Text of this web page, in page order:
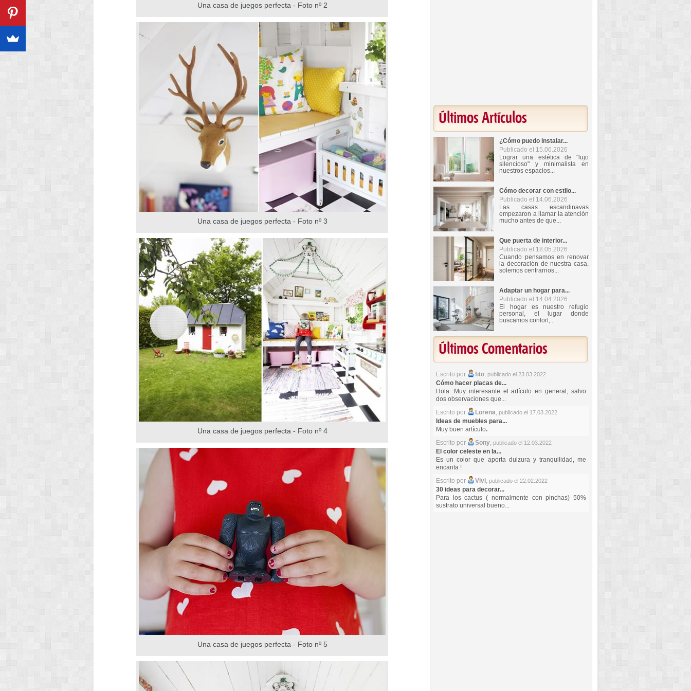
Una casa de juegos perfecta - Foto nº 2
Una casa de juegos perfecta - Foto nº 3
Una casa de juegos perfecta - Foto nº 4
Una casa de juegos perfecta - Foto nº 5
Últimos Artículos
¿Cómo puedo instalar...
Publicado el 15.06.2026
Lograr una estética de "lujo
silencioso" y minimalista en
nuestros espacios...
Cómo decorar con estilo...
Publicado el 14.06.2026
Las casas escandinavas
empezaron a llamar la atención
mucho antes de que...
Que puerta de interior...
Publicado el 18.05.2026
Cuando pensamos en renovar
la decoración de nuestra casa,
solemos centrarnos...
Adaptar un hogar para...
Publicado el 14.04.2026
El hogar es nuestro refugio
personal, el lugar donde
buscamos confort,...
Últimos Comentarios
Escrito por fito, publicado el 23.03.2022
Cómo hacer placas de...
Hola. Muy interesante el artículo en general, salvo
dos observaciones que...
Escrito por
Lorena, publicado el 17.03.2022
Ideas de muebles para...
Muy buen artículo.
Escrito por
Sony, publicado el 12.03.2022
El color celeste en la...
Es un color que aporta dulzura y tranquilidad, me
encanta !
Escrito por
Vivi, publicado el 22.02.2022
30 ideas para decorar...
Para los cactus ( normalmente con pinchas) 50%
sustrato universal bueno...